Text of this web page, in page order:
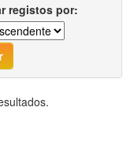
registos por: